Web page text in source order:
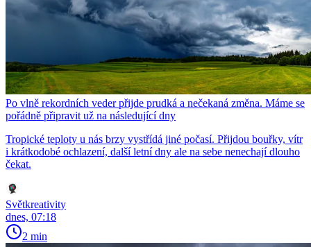
Po vlně rekordních veder přijde prudká a nečekaná změna. Máme se
pořádně připravit už na následující dny
Tropické teploty u nás brzy vystřídá jiné počasí. Přijdou bouřky, vítr
i krátkodobé ochlazení, další letní dny ale na sebe nenechají dlouho
čekat.
Světkreativity
dnes, 07:18
2 min